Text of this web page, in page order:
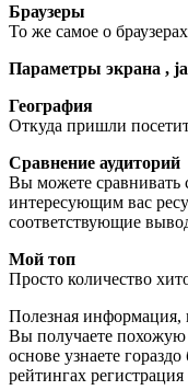
Браузеры
То же самое о браузерах
Параметры экрана ,
География
Откуда пришли
Сравнение аудиторий
Вы можете
интересующим вас
соответствующие
Мой топ
Просто количество
Полезная информация,
Вы получаете
основе узнаете
рейтингах